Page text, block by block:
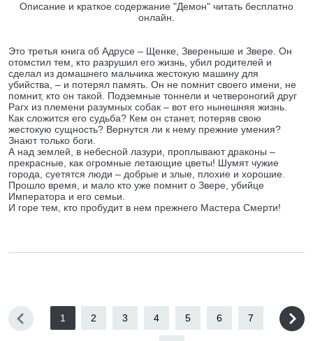
Описание и краткое содержание "Демон" читать бесплатно
онлайн.
Это третья книга об Адрусе – Щенке, Звереныше и Звере. Он
отомстил тем, кто разрушил его жизнь, убил родителей и
сделал из домашнего мальчика жестокую машину для
убийства, – и потерял память. Он не помнит своего имени, не
помнит, кто он такой. Подземные тоннели и четвероногий друг
Рагх из племени разумных собак – вот его нынешняя жизнь.
Как сложится его судьба? Кем он станет, потеряв свою
жестокую сущность? Вернутся ли к нему прежние умения?
Знают только боги.
А над землей, в небесной лазури, проплывают драконы –
прекрасные, как огромные летающие цветы! Шумят чужие
города, суетятся люди – добрые и злые, плохие и хорошие.
Прошло время, и мало кто уже помнит о Звере, убийце
Императора и его семьи.
И горе тем, кто пробудит в нем прежнего Мастера Смерти!
1 2 3 4 5 6 7